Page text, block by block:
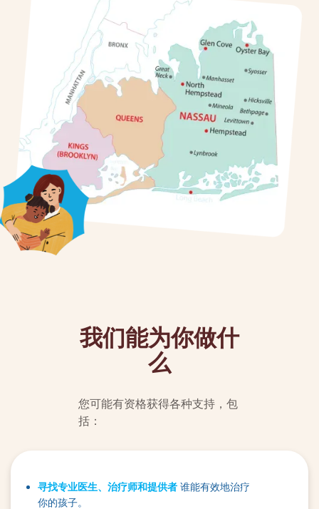
我们能为你做什
么
您可能有资格获得各种支持，包
括：
寻找专业医生、治疗师和提供者 谁能有效地治疗
你的孩子。